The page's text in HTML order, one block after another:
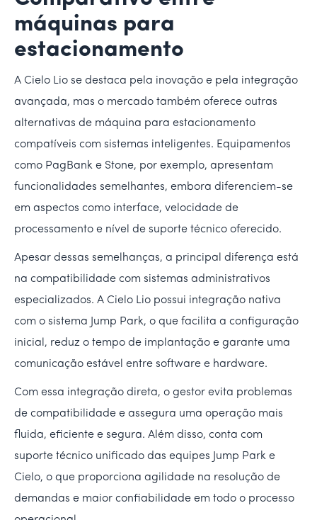
máquinas para
estacionamento
A Cielo Lio se destaca pela inovação e pela integração
avançada, mas o mercado também oferece outras
alternativas de máquina para estacionamento
compatíveis com sistemas inteligentes. Equipamentos
como PagBank e Stone, por exemplo, apresentam
funcionalidades semelhantes, embora diferenciem-se
em aspectos como interface, velocidade de
processamento e nível de suporte técnico oferecido.
Apesar dessas semelhanças, a principal diferença está
na compatibilidade com sistemas administrativos
especializados. A Cielo Lio possui integração nativa
com o sistema Jump Park, o que facilita a configuração
inicial, reduz o tempo de implantação e garante uma
comunicação estável entre software e hardware.
Com essa integração direta, o gestor evita problemas
de compatibilidade e assegura uma operação mais
fluida, eficiente e segura. Além disso, conta com
suporte técnico unificado das equipes Jump Park e
Cielo, o que proporciona agilidade na resolução de
demandas e maior confiabilidade em todo o processo